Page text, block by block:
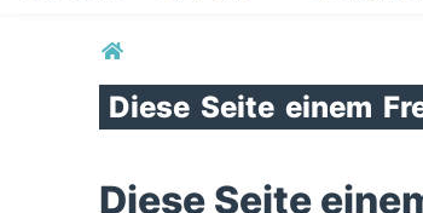
Sie sind hier
Diese Seite einem
Diese Seite